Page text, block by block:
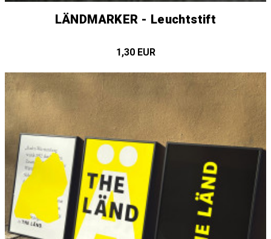
LÄNDMARKER - Leuchtstift
1,30 EUR